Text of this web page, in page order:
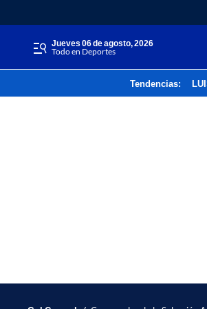
jueves 06 de agosto, 2026
Todo en Deportes
Tendencias: